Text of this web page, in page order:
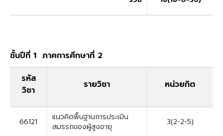
ชั้นปีที่ 1 ภาคการศึกษาที่ 2
รหัส
วิชา
รายวิชา หน่วยกิต
66121
แนวคิดพื้นฐานการประเมิน
สมรรถของผู้สูงอายุ
3(2-2-5)